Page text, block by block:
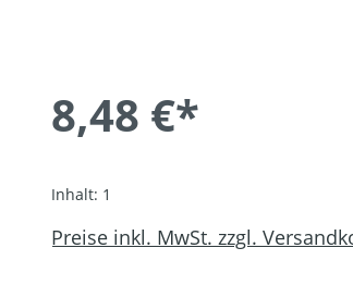
8,48 €*
Inhalt: 1
Preise inkl. MwSt. zzgl.